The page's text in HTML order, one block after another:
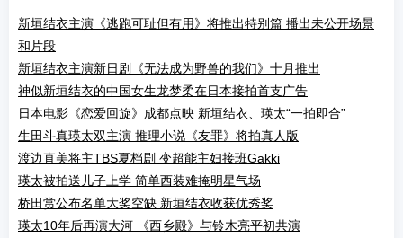
新垣结衣主演《逃跑可耻但有用》将推出特别篇 播出未公开场景
和片段
新垣结衣主演新日剧《无法成为野兽的我们》十月推出
神似新垣结衣的中国女生龙梦柔在日本接拍首支广告
日本电影《恋爱回旋》成都点映 新垣结衣、瑛太“一拍即合”
生田斗真瑛太双主演 推理小说《友罪》将拍真人版
渡边直美将主TBS夏档剧 变超能主妇接班Gakki
瑛太被拍送儿子上学 简单西装难掩明星气场
桥田赏公布名单大奖空缺 新垣结衣收获优秀奖
瑛太10年后再演大河 《西乡殿》与铃木亮平初共演